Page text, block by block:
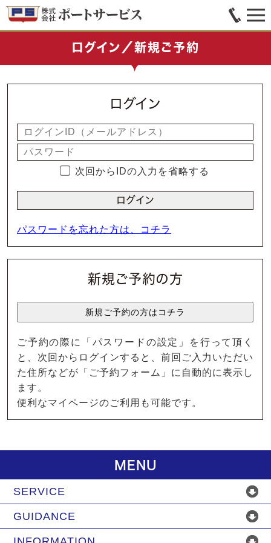
ログイン／新規ご予約
ログイン
次回からIDの入力を省略する
パスワードを忘れた方は、コチラ
新規ご予約の方
ご予約の際に「パスワードの設定」を行って頂く
と、次回からログインすると、前回ご入力いただい
た住所などが「ご予約フォーム」に自動的に表示し
ます。
便利なマイページのご利用も可能です。
MENU
SERVICE
GUIDANCE